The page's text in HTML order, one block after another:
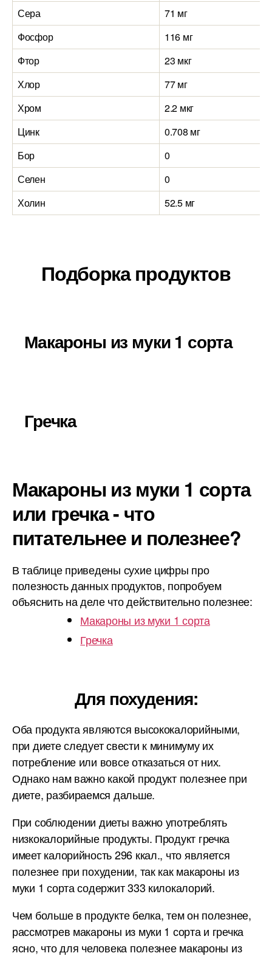
Сера
71 мг
Фосфор
116 мг
Фтор
23 мкг
Хлор
77 мг
Хром
2.2 мкг
Цинк
0.708 мг
Бор
0
Селен
0
Холин
52.5 мг
Подборка продуктов
Макароны из муки 1 сорта
Гречка
Макароны из муки 1 сорта
или гречка - что
питательнее и полезнее?
В таблице приведены сухие цифры про
полезность данных продуктов, попробуем
объяснить на деле что действительно полезнее:
Макароны из муки 1 сорта
Гречка
Для похудения:
Оба продукта являются высококалорийными,
при диете следует свести к минимуму их
потребление или вовсе отказаться от них.
Однако нам важно какой продукт полезнее при
диете, разбираемся дальше.
При соблюдении диеты важно употреблять
низкокалорийные продукты. Продукт гречка
имеет калорийность 296 ккал., что является
полезнее при похудении, так как макароны из
муки 1 сорта содержит 333 килокалорий.
Чем больше в продукте белка, тем он полезнее,
рассмотрев макароны из муки 1 сорта и гречка
ясно, что для человека полезнее макароны из